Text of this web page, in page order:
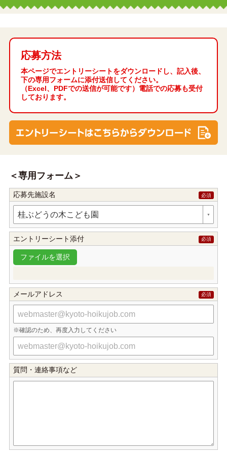
応募方法
本ページでエントリーシートをダウンロードし、記入後、
下の専用フォームに添付送信してください。
（Excel、PDFでの送信が可能です）電話での応募も受付
しております。
専用フォーム
応募先施設名
エントリーシート添付
メールアドレス
確認のため、再度入力してください
質問・連絡事項など